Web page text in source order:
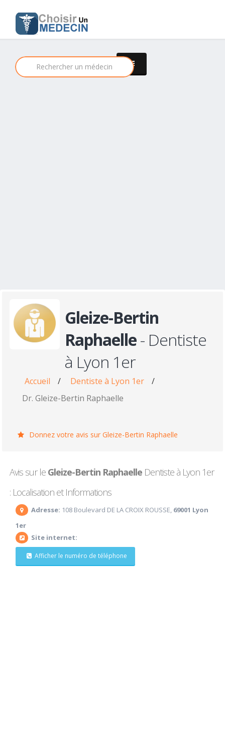
Gleize-Bertin
Raphaelle- Dentiste
à Lyon 1er
Accueil / Dentiste à Lyon 1er
/
Dr. Gleize-Bertin Raphaelle
Donnez votre avis sur Gleize-Bertin Raphaelle
Avis sur le Gleize-Bertin Raphaelle Dentiste à Lyon 1er
: Localisation et Informations
Adresse: 108 Boulevard DE LA CROIX ROUSSE, 69001 Lyon
1er
Site internet:
Afficher le numéro de téléphone